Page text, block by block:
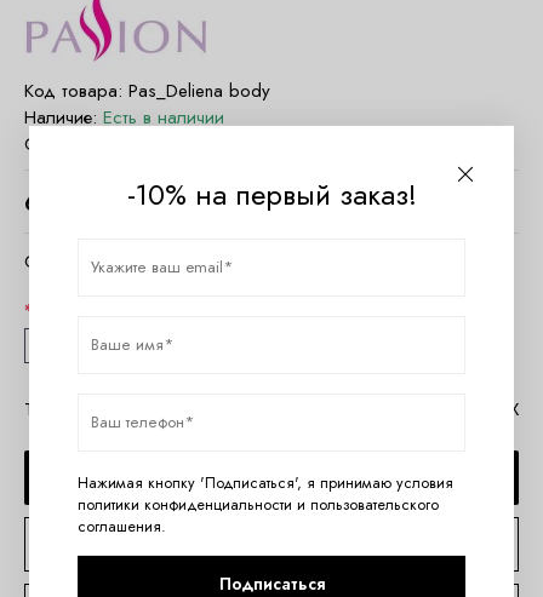
Код товара: Pas_Deliena body
Наличие: Есть в наличии
Страна:
6100 руб.
Очистить параметры
L/XL
Таблица размеров Passion Lingerie Помощь в MAX
ДОБАВИТЬ В КОРЗИНУ
-10% на первый заказ!
Нажимая кнопку 'Подписаться', я принимаю условия
политики конфиденциальности и пользовательского
соглашения.
Подписаться